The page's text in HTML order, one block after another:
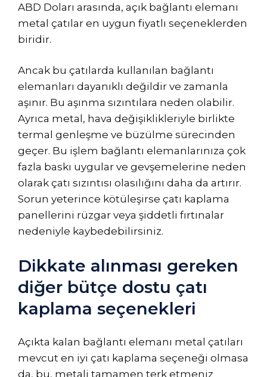
ABD Doları arasında, açık bağlantı elemanı
metal çatılar en uygun fiyatlı seçeneklerden
biridir.
Ancak bu çatılarda kullanılan bağlantı
elemanları dayanıklı değildir ve zamanla
aşınır. Bu aşınma sızıntılara neden olabilir.
Ayrıca metal, hava değişiklikleriyle birlikte
termal genleşme ve büzülme sürecinden
geçer. Bu işlem bağlantı elemanlarınıza çok
fazla baskı uygular ve gevşemelerine neden
olarak çatı sızıntısı olasılığını daha da artırır.
Sorun yeterince kötüleşirse çatı kaplama
panellerini rüzgar veya şiddetli fırtınalar
nedeniyle kaybedebilirsiniz.
Dikkate alınması gereken
diğer bütçe dostu çatı
kaplama seçenekleri
Açıkta kalan bağlantı elemanı metal çatıları
mevcut en iyi çatı kaplama seçeneği olmasa
da, bu, metali tamamen terk etmeniz